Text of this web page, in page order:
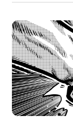
LINE登録
サイトマップ